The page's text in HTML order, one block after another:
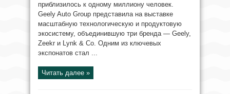
приблизилось к одному миллиону человек.
Geely Auto Group представила на выставке
масштабную технологическую и продуктовую
экосистему, объединившую три бренда — Geely,
Zeekr и Lynk & Co. Одним из ключевых
экспонатов стал ...
Читать далее »